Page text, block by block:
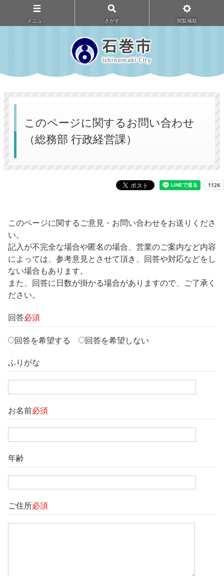
メニュ－ さがす 閲覧補助
このページに関するお問い合わせ
（総務部 行政経営課）
このページに関するご意見・お問い合わせをお送りくださ
い。
記入が不完全な場合や匿名の場合、営業のご案内など内容
によっては、参考意見とさせて頂き、回答や対応などをし
ない場合もあります。
また、回答に日数が掛かる場合がありますので、ご了承く
ださい。
回答必須
回答を希望する 回答を希望しない
ふりがな
お名前必須
年齢
ご住所必須